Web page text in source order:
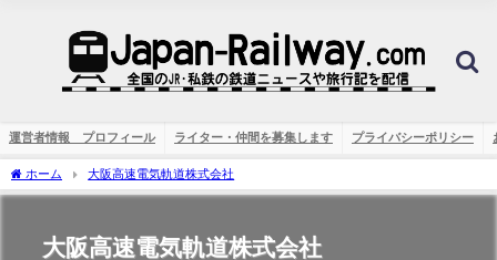
運営者情報 プロフィール ライター・仲間を募集します プライバシーポリシー
ホーム 大阪高速電気軌道株式会社
大阪高速電気軌道株式会社